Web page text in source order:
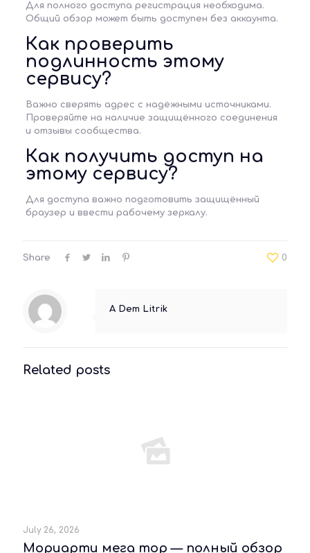
Для полного доступа регистрация необходима.
Общий обзор может быть доступен без аккаунта.
Как проверить
подлинность этому
сервису?
Важно сверять адрес с надёжными источниками.
Проверяйте на наличие защищённого соединения
и отзывы сообщества.
Как получить доступ на
этому сервису?
Для доступа важно подготовить защищённый
браузер и ввести рабочему зеркалу.
Share 0
A Dem Litrik
Related posts
July 26, 2026
Мориарти мега тор — полный обзор